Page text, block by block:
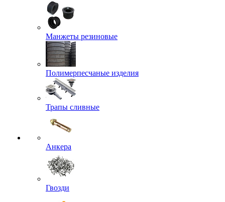
Манжеты резиновые
Полимерпесчаные изделия
Трапы сливные
Анкера
Гвозди